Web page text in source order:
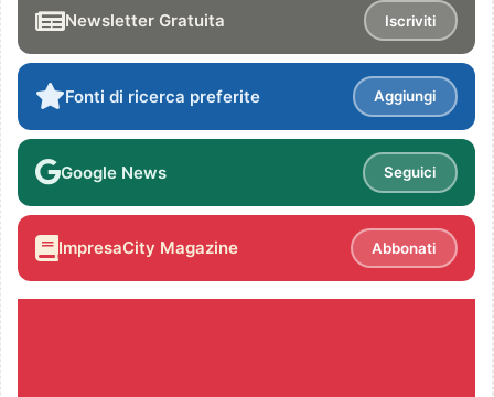
Newsletter Gratuita Iscriviti
Fonti di ricerca preferite Aggiungi
Google News Seguici
ImpresaCity Magazine Abbonati